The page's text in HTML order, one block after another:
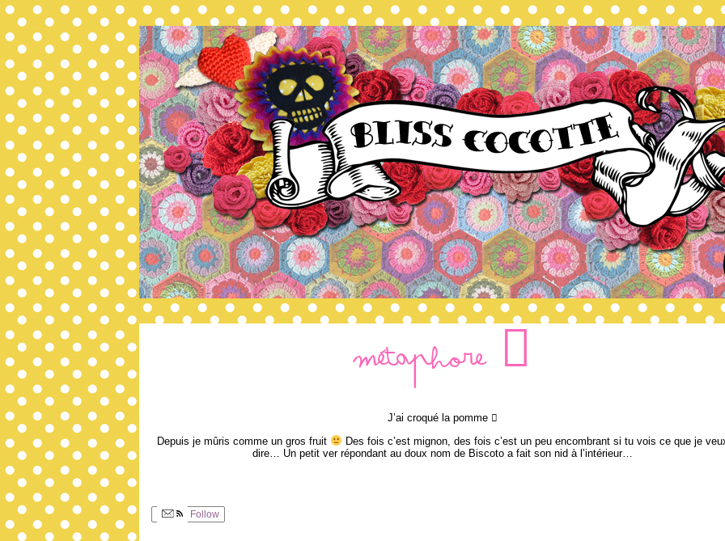
Métaphore 
J’ai croqué la pomme 
Depuis je mûris comme un gros fruit
Des fois c’est mignon, des fois c’est un peu encombrant si tu vois ce que je
dire… Un petit ver répondant au doux nom de Biscoto a fait son nid à l’intérieur…
Follow